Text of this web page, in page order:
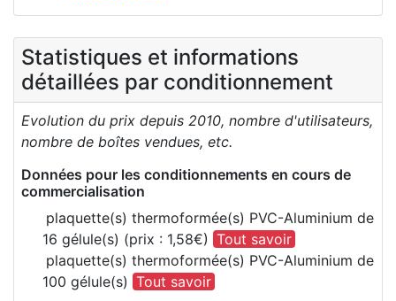
Statistiques et informations
détaillées par conditionnement
Evolution du prix depuis 2010, nombre d'utilisateurs,
nombre de boîtes vendues, etc.
Données pour les conditionnements en cours de
commercialisation
plaquette(s) thermoformée(s) PVC-Aluminium de
16 gélule(s) (prix : 1,58€) Tout savoir
plaquette(s) thermoformée(s) PVC-Aluminium de
100 gélule(s) Tout savoir